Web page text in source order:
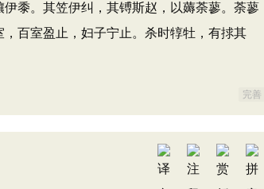
黍。其笠伊纠，其镈斯赵，以薅荼蓼。荼蓼
百室盈止，妇子宁止。杀时犉牡，有捄其
完善